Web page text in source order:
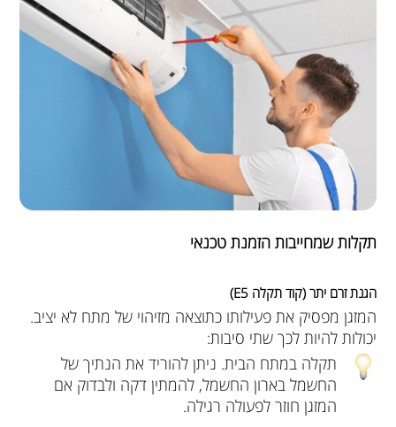
תקלות שמחייבות הזמנת טכנאי
הגנת זרם יתר (קוד תקלה E5)
המזגן מפסיק את פעילותו כתוצאה מזיהוי של מתח לא יציב.
יכולות להיות לכך שתי סיבות:
תקלה במתח הבית. ניתן להוריד את הנתיך של
החשמל בארון החשמל, להמתין דקה ולבדוק אם
המזגן חוזר לפעולה רגילה.